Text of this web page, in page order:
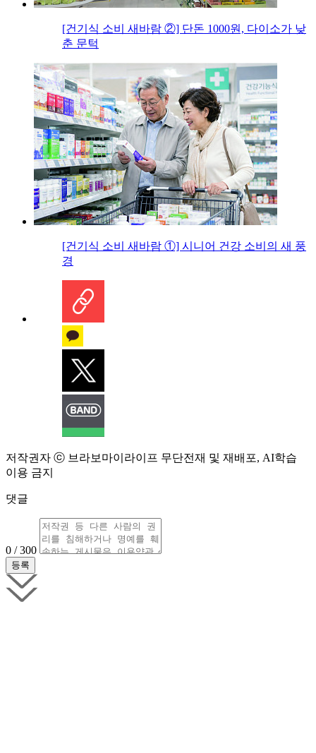
[건기식 소비 새바람 ②] 단돈 1000원, 다이소가 낮
춘 문턱
[건기식 소비 새바람 ①] 시니어 건강 소비의 새 풍
경
저작권자 ⓒ 브라보마이라이프 무단전재 및 재배포, AI학습
이용 금지
댓글
0 / 300